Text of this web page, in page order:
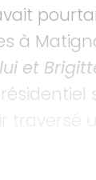
à
et
traversé